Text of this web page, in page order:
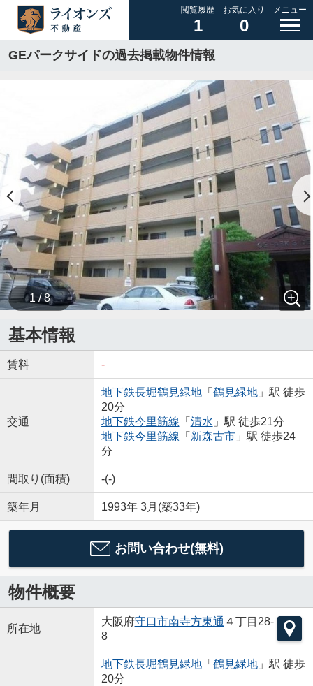
閲覧履歴
1
お気に入り
0
メニュー
GEパークサイドの過去掲載物件情報
1 / 8
基本情報
賃料 -
交通
地下鉄長堀鶴見緑地「 鶴見緑地」駅 徒歩
20分
地下鉄今里筋線 「 清水 」駅 徒歩21分
地下鉄今里筋線 「 新森古市」駅 徒歩24
分
間取り(面積) -(-)
築年月 1993年 3月(築33年)
お問い合わせ(無料)
物件概要
所在地
大阪府守口市南寺方東通 ４丁目28-
8
地下鉄長堀鶴見緑地「 鶴見緑地」駅 徒歩
20分